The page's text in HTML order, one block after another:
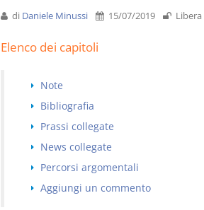
di Daniele Minussi 15/07/2019 Libera
Elenco dei capitoli
Note
Bibliografia
Prassi collegate
News collegate
Percorsi argomentali
Aggiungi un commento